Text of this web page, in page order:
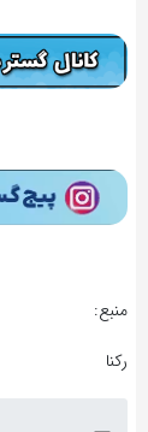
منبع:
رکنا